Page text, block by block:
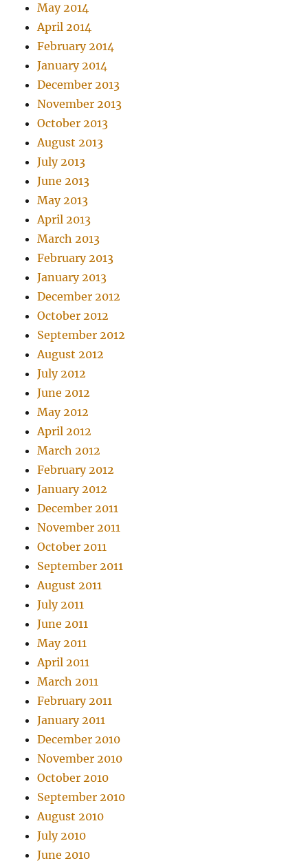
May 2014
April 2014
February 2014
January 2014
December 2013
November 2013
October 2013
August 2013
July 2013
June 2013
May 2013
April 2013
March 2013
February 2013
January 2013
December 2012
October 2012
September 2012
August 2012
July 2012
June 2012
May 2012
April 2012
March 2012
February 2012
January 2012
December 2011
November 2011
October 2011
September 2011
August 2011
July 2011
June 2011
May 2011
April 2011
March 2011
February 2011
January 2011
December 2010
November 2010
October 2010
September 2010
August 2010
July 2010
June 2010